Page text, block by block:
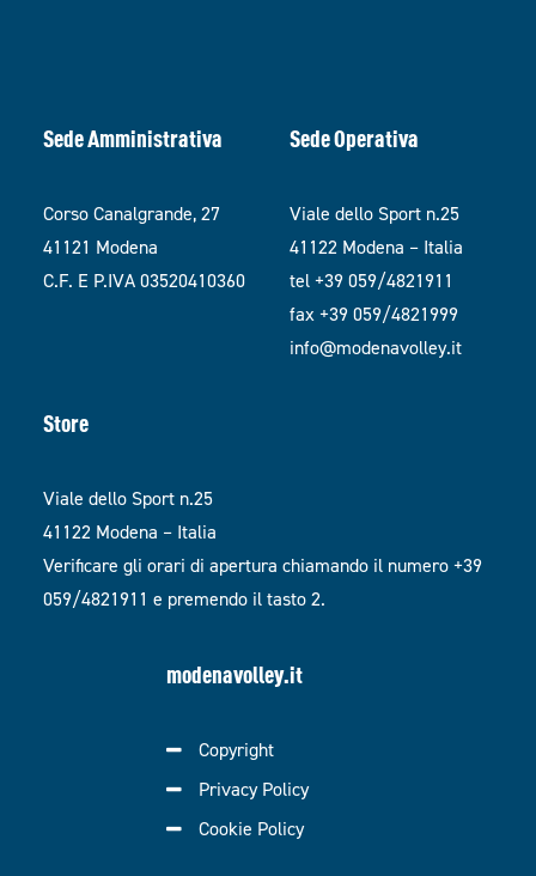
Sede Amministrativa
Corso Canalgrande, 27
41121 Modena
C.F. E P.IVA 03520410360
Sede Operativa
Viale dello Sport n.25
41122 Modena – Italia
tel +39 059/4821911
fax +39 059/4821999
info@modenavolley.it
Store
Viale dello Sport n.25
41122 Modena – Italia
Verificare gli orari di apertura chiamando il numero +39
059/4821911 e premendo il tasto 2.
modenavolley.it
Copyright
Privacy Policy
Cookie Policy